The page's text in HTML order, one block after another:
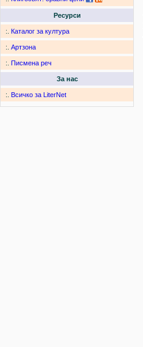
Ресурси
:. Каталог за култура
:. Артзона
:. Писмена реч
За нас
:. Всичко за LiterNet